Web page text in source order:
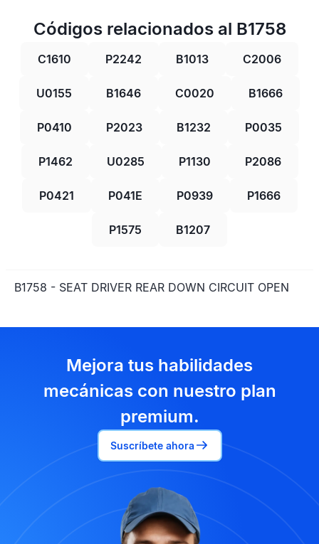
Códigos relacionados al B1758
C1610 P2242 B1013 C2006
U0155 B1646 C0020 B1666
P0410 P2023 B1232 P0035
P1462 U0285 P1130 P2086
P0421 P041E P0939 P1666
P1575 B1207
B1758 - SEAT DRIVER REAR DOWN CIRCUIT OPEN
Mejora tus habilidades
mecánicas con nuestro plan
premium.
Suscríbete ahora